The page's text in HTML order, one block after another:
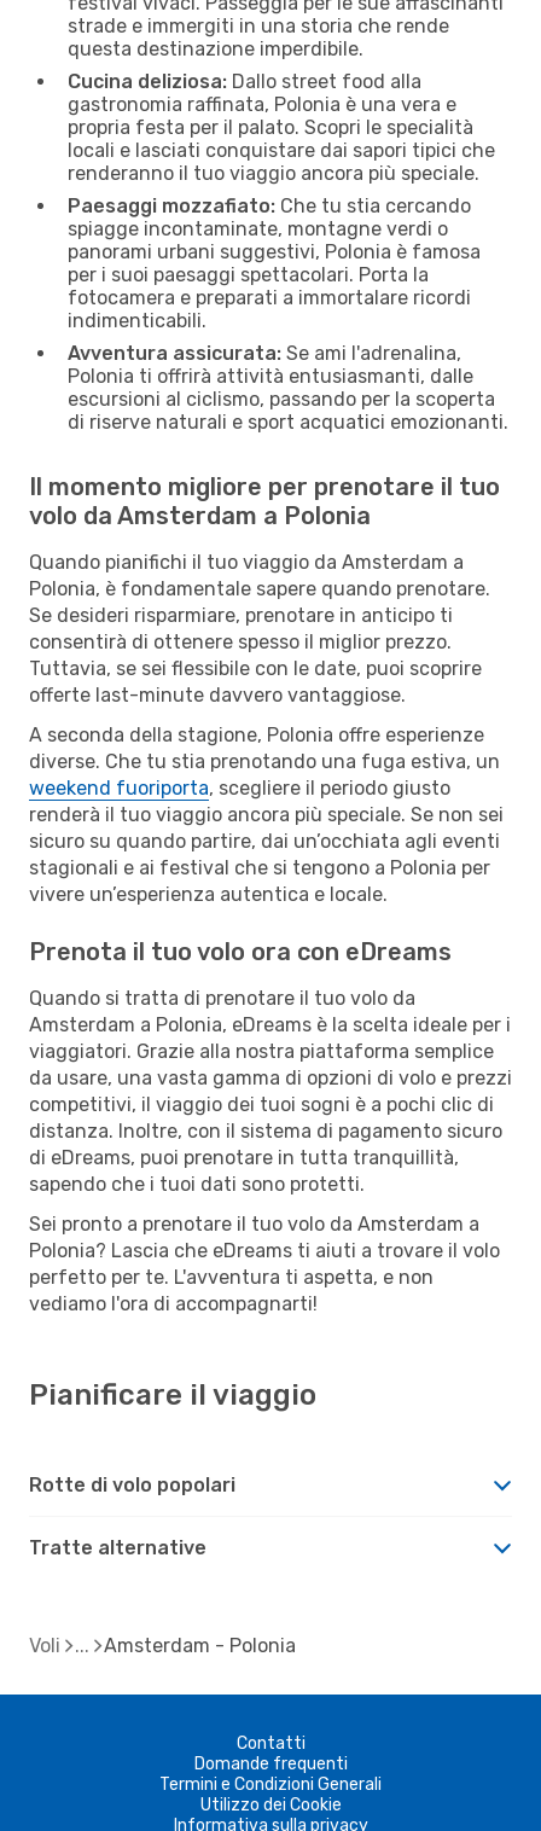
strade e immergiti in una storia che rende
questa destinazione imperdibile.
Cucina deliziosa: Dallo street food alla
gastronomia raffinata, Polonia è una vera e
propria festa per il palato. Scopri le specialità
locali e lasciati conquistare dai sapori tipici che
renderanno il tuo viaggio ancora più speciale.
Paesaggi mozzafiato: Che tu stia cercando
spiagge incontaminate, montagne verdi o
panorami urbani suggestivi, Polonia è famosa
per i suoi paesaggi spettacolari. Porta la
fotocamera e preparati a immortalare ricordi
indimenticabili.
Avventura assicurata: Se ami l'adrenalina,
Polonia ti offrirà attività entusiasmanti, dalle
escursioni al ciclismo, passando per la scoperta
di riserve naturali e sport acquatici emozionanti.
Il momento migliore per prenotare il tuo
volo da Amsterdam a Polonia
Quando pianifichi il tuo viaggio da Amsterdam a
Polonia, è fondamentale sapere quando prenotare.
Se desideri risparmiare, prenotare in anticipo ti
consentirà di ottenere spesso il miglior prezzo.
Tuttavia, se sei flessibile con le date, puoi scoprire
offerte last-minute davvero vantaggiose.
A seconda della stagione, Polonia offre esperienze
diverse. Che tu stia prenotando una fuga estiva, un
weekend fuoriporta, scegliere il periodo giusto
renderà il tuo viaggio ancora più speciale. Se non sei
sicuro su quando partire, dai un’occhiata agli eventi
stagionali e ai festival che si tengono a Polonia per
vivere un’esperienza autentica e locale.
Prenota il tuo volo ora con eDreams
Quando si tratta di prenotare il tuo volo da
Amsterdam a Polonia, eDreams è la scelta ideale per i
viaggiatori. Grazie alla nostra piattaforma semplice
da usare, una vasta gamma di opzioni di volo e prezzi
competitivi, il viaggio dei tuoi sogni è a pochi clic di
distanza. Inoltre, con il sistema di pagamento sicuro
di eDreams, puoi prenotare in tutta tranquillità,
sapendo che i tuoi dati sono protetti.
Sei pronto a prenotare il tuo volo da Amsterdam a
Polonia? Lascia che eDreams ti aiuti a trovare il volo
perfetto per te. L'avventura ti aspetta, e non
vediamo l'ora di accompagnarti!
Pianificare il viaggio
Rotte di volo popolari
Tratte alternative
Voli Amsterdam - Polonia
Contatti
Domande frequenti
Termini e Condizioni Generali
Utilizzo dei Cookie
Informativa sulla privacy